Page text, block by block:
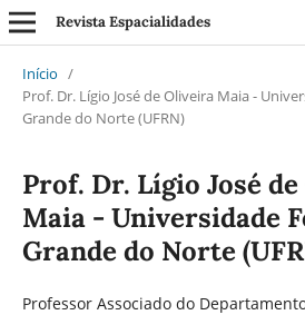
Revista Espacialidades
Início /
Prof. Dr. Lígio José de Oliveira Maia -
Grande do Norte (UFRN)
Prof. Dr. Lígio José
Maia - Universidade
Grande do Norte
Professor Associado do